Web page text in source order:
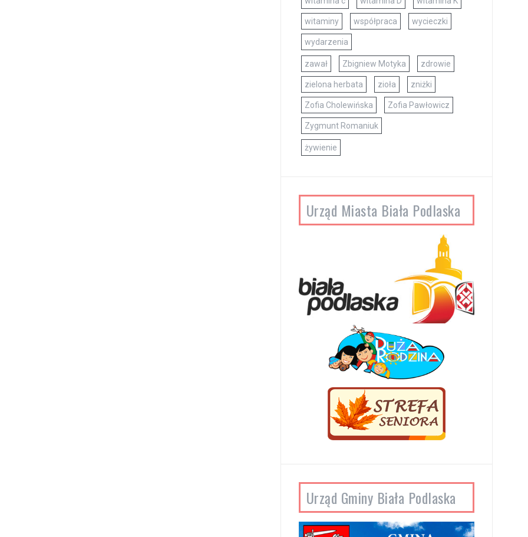
witaminy współpraca wycieczki
wydarzenia
zawał Zbigniew Motyka zdrowie
zielona herbata zioła zniżki
Zofia Cholewińska Zofia Pawłowicz
Zygmunt Romaniuk
żywienie
Urząd Miasta Biała Podlaska
Urząd Gminy Biała Podlaska